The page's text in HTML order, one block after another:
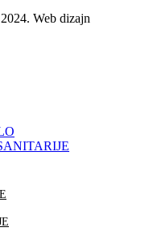
2024. Web dizajn